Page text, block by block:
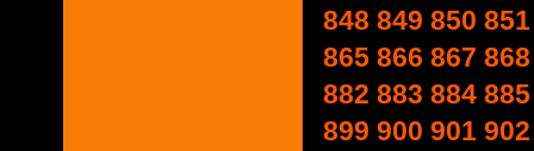
848 849 850 851
865 866 867 868
882 883 884 885
899 900 901 902